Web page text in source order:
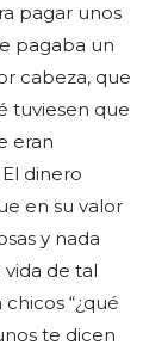
pagar unos
pagaba un
cabeza, que
tuviesen que
eran
dinero
en su valor
y nada
de tal
“¿qué
te dicen